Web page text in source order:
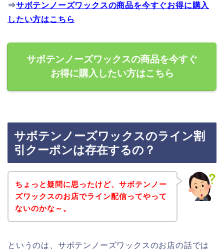
⇒サボテンノーズワックスの商品を今すぐお得に購入
したい方はこちら
サボテンノーズワックスの商品を今すぐ
お得に購入したい方はこちら
サボテンノーズワックスのライン割
引クーポンは存在するの？
ちょっと疑問に思ったけど、サボテンノー
ズワックスのお店でライン配信ってやって
ないのかな～。
というのは、サボテンノーズワックスのお店の話では